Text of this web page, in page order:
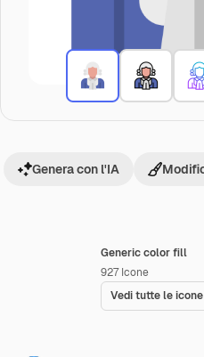
Generic color fill
927 Icone
Vedi tutte le icone
Genera con l'IA